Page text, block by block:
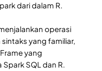
dari dalam R.
operasi
yang familiar,
yang
SQL dan R.